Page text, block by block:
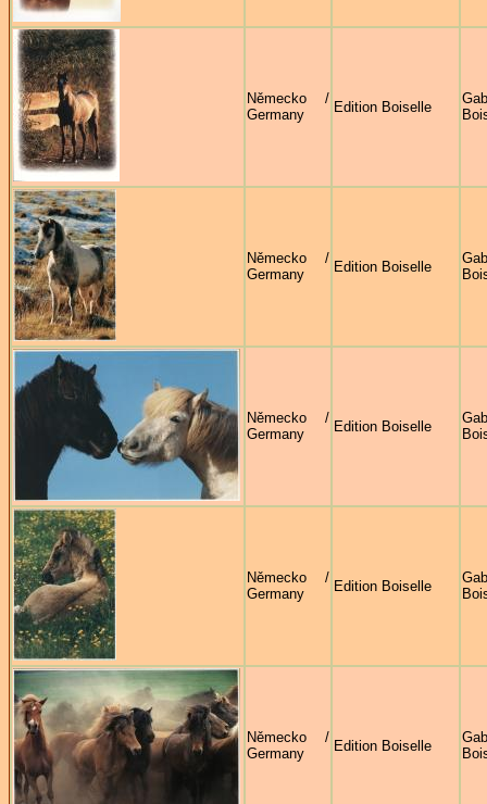
Německo /
Germany
Edition Boiselle
Německo /
Germany
Edition Boiselle
Německo /
Germany
Edition Boiselle
Německo /
Germany
Edition Boiselle
Německo /
Germany
Edition Boiselle